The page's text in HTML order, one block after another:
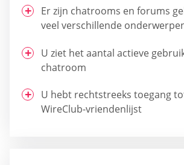
Er zijn chatrooms en forums
veel verschillende
U ziet het aantal actieve
chatroom
U hebt rechtstreeks toegang
WireClub-vriendenlijst